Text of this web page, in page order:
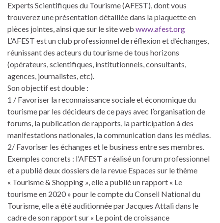
Experts Scientifiques du Tourisme (AFEST), dont vous
trouverez une présentation détaillée dans la plaquette en
pièces jointes, ainsi que sur le site web www.afest.org
L’AFEST est un club professionnel de réflexion et d’échanges,
réunissant des acteurs du tourisme de tous horizons
(opérateurs, scientifiques, institutionnels, consultants,
agences, journalistes, etc).
Son objectif est double :
1 / Favoriser la reconnaissance sociale et économique du
tourisme par les décideurs de ce pays avec l’organisation de
forums, la publication de rapports, la participation à des
manifestations nationales, la communication dans les médias.
2/ Favoriser les échanges et le business entre ses membres.
Exemples concrets : l’AFEST a réalisé un forum professionnel
et a publié deux dossiers de la revue Espaces sur le thème
« Tourisme & Shopping », elle a publié un rapport « Le
tourisme en 2020 » pour le compte du Conseil National du
Tourisme, elle a été auditionnée par Jacques Attali dans le
cadre de son rapport sur « Le point de croissance